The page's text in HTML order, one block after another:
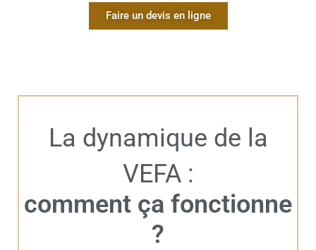
Faire un devis en ligne
La dynamique de la
VEFA :
comment ça fonctionne
?